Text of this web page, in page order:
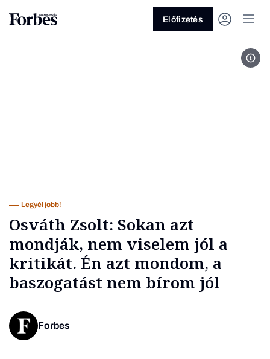
Üzlet
Előfizetés
Legyél jobb!
Osváth Zsolt: Sokan azt
mondják, nem viselem jól a
kritikát. Én azt mondom, a
baszogatást nem bírom jól
Forbes